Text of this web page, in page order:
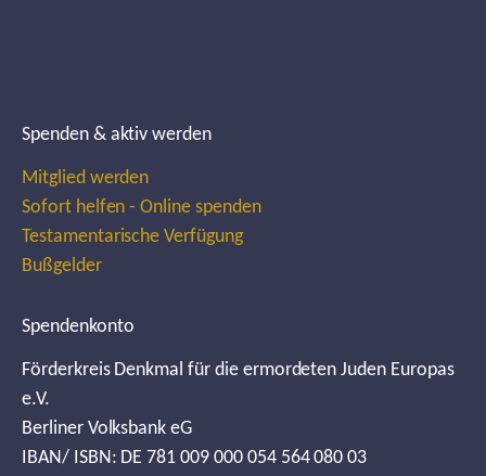
Spenden & aktiv werden
Mitglied werden
Sofort helfen - Online spenden
Testamentarische Verfügung
Bußgelder
Spendenkonto
Förderkreis Denkmal für die ermordeten Juden Europas
e.V.
Berliner Volksbank eG
IBAN/ ISBN: DE 781 009 000 054 564 080 03